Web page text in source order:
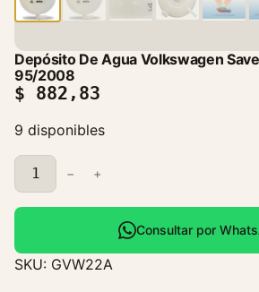
Depósito De Agua Volkswagen
95/2008
$ 882,83
9 disponibles
D
e
p
s
i
− +
Consultar por
SKU: GVW22A